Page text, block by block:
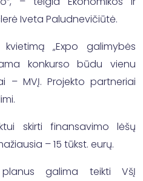
Iveta Paludnevičiūtė.
„Expo galimybės
konkurso būdu vienu
– MVĮ. Projekto partneriai
skirti finansavimo lėšų
– 15 tūkst. eurų.
planus galima teikti VšĮ